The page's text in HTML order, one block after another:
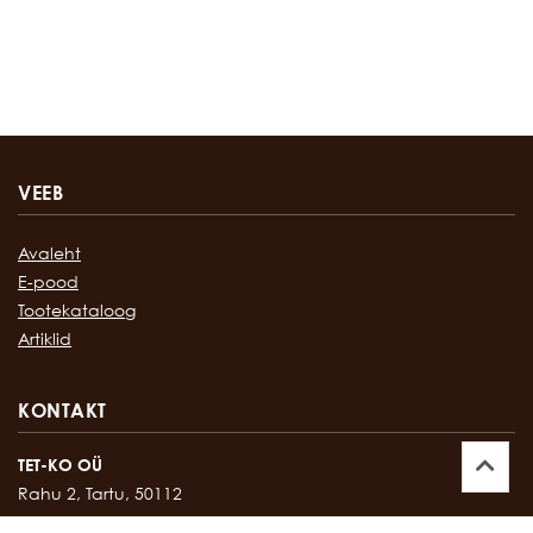
VEEB
Avaleht
E-pood
Tootekataloog
Artiklid
KONTAKT
TET-KO OÜ
Rahu 2, Tartu, 50112
Kontor:747 17 35